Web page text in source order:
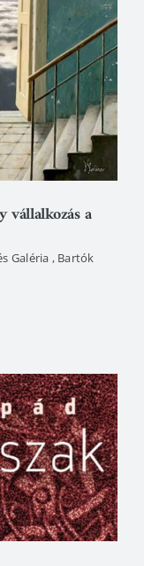
vállalkozás a
Galéria , Bartók